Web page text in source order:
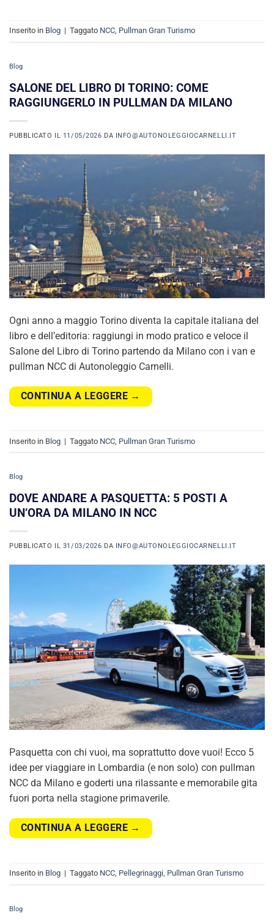
Inserito in Blog | Taggato NCC, Pullman Gran Turismo
Blog
SALONE DEL LIBRO DI TORINO: COME
RAGGIUNGERLO IN PULLMAN DA MILANO
PUBBLICATO IL 11/05/2026 DA INFO@AUTONOLEGGIOCARNELLI.IT
Ogni anno a maggio Torino diventa la capitale italiana del
libro e dell’editoria: raggiungi in modo pratico e veloce il
Salone del Libro di Torino partendo da Milano con i van e
pullman NCC di Autonoleggio Carnelli.
CONTINUA A LEGGERE →
Inserito in Blog | Taggato NCC Pullman Gran Turismo
Blog
DOVE ANDARE A PASQUETTA: 5 POSTI A
UN’ORA DA MILANO IN NCC
PUBBLICATO IL 31/03/2026 DA INFO@AUTONOLEGGIOCARNELLI.IT
Pasquetta con chi vuoi, ma soprattutto dove vuoi! Ecco 5
idee per viaggiare in Lombardia (e non solo) con pullman
NCC da Milano e goderti una rilassante e memorabile gita
fuori porta nella stagione primaverile.
CONTINUA A LEGGERE →
Inserito in Blog | Taggato NCC Pellegrinaggi Pullman Gran Turismo
Blog